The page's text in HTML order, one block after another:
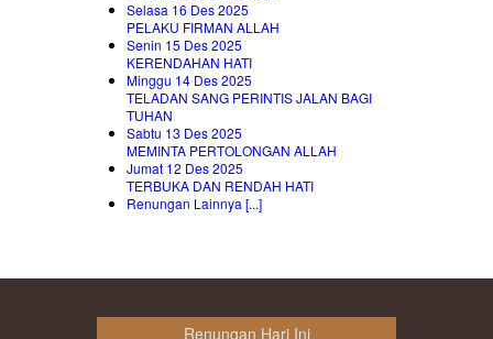
Selasa 16 Des 2025
PELAKU FIRMAN ALLAH
Senin 15 Des 2025
KERENDAHAN HATI
Minggu 14 Des 2025
TELADAN SANG PERINTIS JALAN BAGI
TUHAN
Sabtu 13 Des 2025
MEMINTA PERTOLONGAN ALLAH
Jumat 12 Des 2025
TERBUKA DAN RENDAH HATI
Renungan Lainnya [...]
Renungan Hari Ini